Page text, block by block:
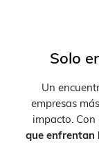
Solo
Un
empresas
impacto. Con
que enfrentan